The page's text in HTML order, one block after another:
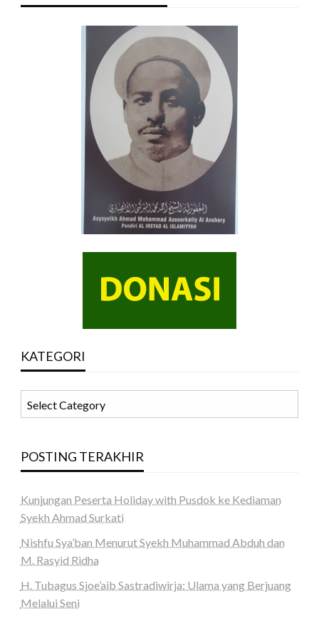
KATEGORI
POSTING TERAKHIR
Kunjungan Peserta Holiday with Pusdok ke Kediaman
Syekh Ahmad Surkati
Nishfu Sya’ban Menurut Syekh Muhammad Abduh dan
M. Rasyid Ridha
H. Tubagus Sjoe’aib Sastradiwirja: Ulama yang Berjuang
Melalui Seni